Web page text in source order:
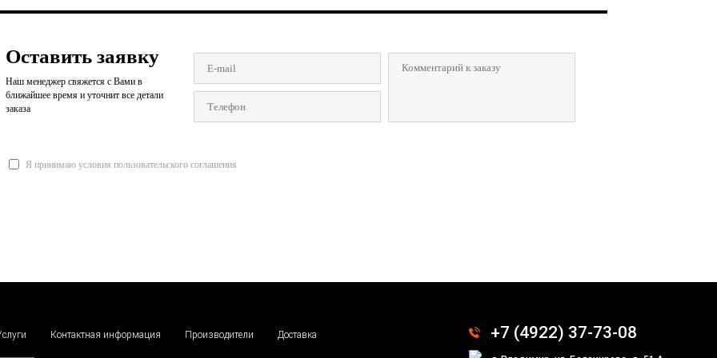
Оставить заявку
Наш менеджер свяжется с Вами в
ближайшее время и уточнит все детали
заказа
Я принимаю условия пользовательского соглашения
Контактная информация Производители Доставка +7 (4922) 37-73-08